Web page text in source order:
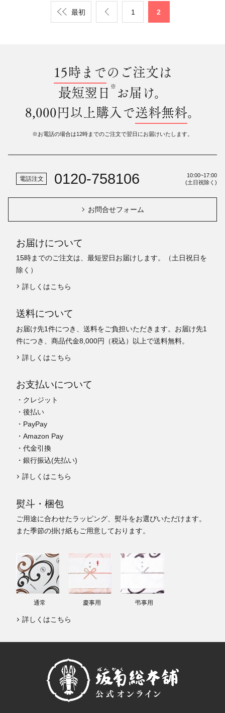
最初 1 2
15時までのご注文は
最短翌日 ※ お届け。
8,000円以上購入で送料無料。
※お電話の場合は12時までのご注文で翌日にお届けいたします。
電話注文 0120-758106
10:00~17:00
(土日祝除く)
お問合せフォーム
お届けについて
15時までのご注文は、最短翌日お届けします。（土日祝日を
除く）
詳しくはこちら
送料について
お届け先1件につき、送料をご負担いただきます。お届け先1
件につき、商品代金8,000円（税込）以上で送料無料。
詳しくはこちら
お支払いについて
・クレジット
・後払い
・PayPay
・Amazon Pay
・代金引換
・銀行振込(先払い)
詳しくはこちら
熨斗・梱包
ご用途に合わせたラッピング、熨斗をお選びいただけます。
また季節の掛け紙もご用意しております。
通常 慶事用 弔事用
詳しくはこちら